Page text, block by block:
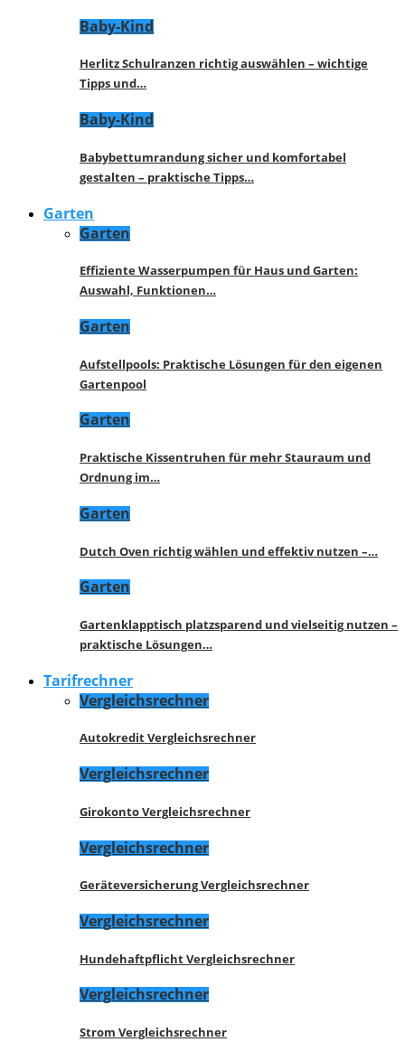
Baby-Kind
Herlitz Schulranzen richtig auswählen – wichtige
Tipps und…
Baby-Kind
Babybettumrandung sicher und komfortabel
gestalten – praktische Tipps…
Garten
Garten
Effiziente Wasserpumpen für Haus und Garten:
Auswahl, Funktionen…
Garten
Aufstellpools: Praktische Lösungen für den eigenen
Gartenpool
Garten
Praktische Kissentruhen für mehr Stauraum und
Ordnung im…
Garten
Dutch Oven richtig wählen und effektiv nutzen –…
Garten
Gartenklapptisch platzsparend und vielseitig nutzen –
praktische Lösungen…
Tarifrechner
Vergleichsrechner
Autokredit Vergleichsrechner
Vergleichsrechner
Girokonto Vergleichsrechner
Vergleichsrechner
Geräteversicherung Vergleichsrechner
Vergleichsrechner
Hundehaftpflicht Vergleichsrechner
Vergleichsrechner
Strom Vergleichsrechner